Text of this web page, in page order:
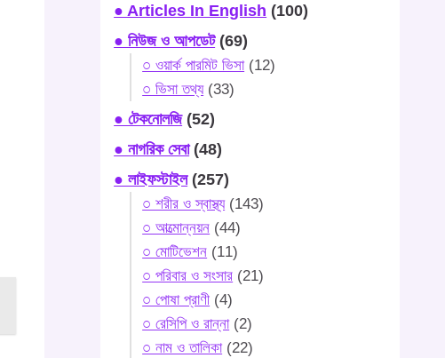
● Articles In English (100)
● নিউজ ও আপডেট(69)
○ ওয়ার্ক পারমিট ভিসা(12)
○ ভিসা তথ্য(33)
● টেকনোলজি(52)
● নাগরিক সেবা(48)
● লাইফস্টাইল(257)
○ শরীর ও স্বাস্থ্য(143)
○ আত্মোন্নয়ন (44)
○ মোটিভেশন (11)
○ পরিবার ও সংসার (21)
○ পোষা প্রাণী (4)
○ রেসিপি ও রান্না(2)
○ নাম ও তালিকা(22)